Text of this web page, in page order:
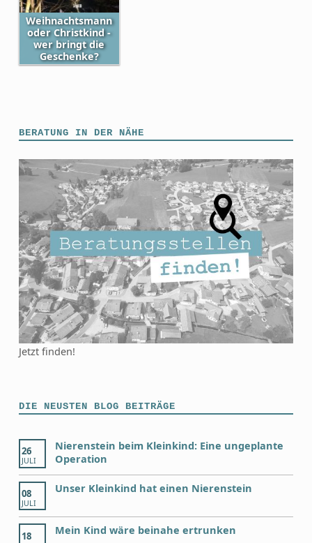
Weihnachtsmann
oder Christkind -
wer bringt die
Geschenke?
BERATUNG IN DER NÄHE
Jetzt finden!
DIE NEUSTEN BLOG BEITRÄGE
26
JULI
Nierenstein beim Kleinkind: Eine ungeplante
Operation
08
JULI
Unser Kleinkind hat einen Nierenstein
18 Mein Kind wäre beinahe ertrunken